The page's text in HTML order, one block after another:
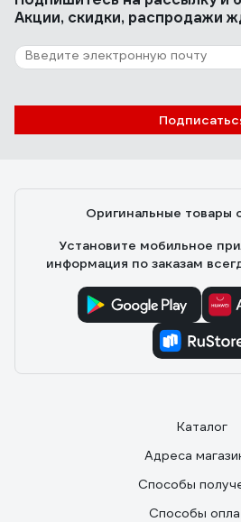
Акции, скидки, распродажи
Оригинальные товары
Установите мобильное
информация по заказам
Каталог
Адреса
Способы
Способы